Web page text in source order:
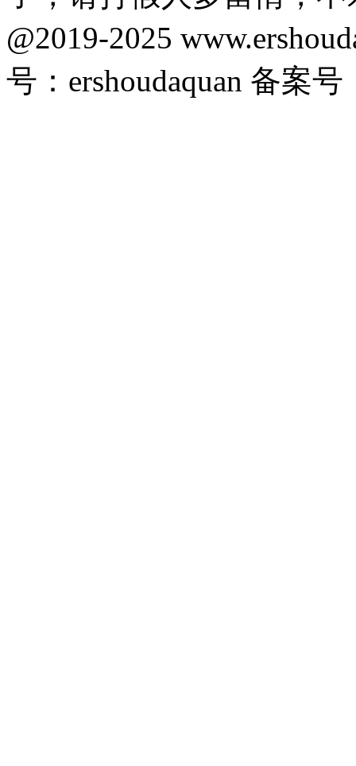
@2019-2025
号：ershoudaquan 备案